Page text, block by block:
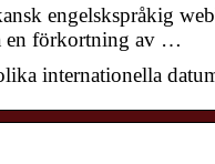
engelskspråkig
en förkortning av …
internationella